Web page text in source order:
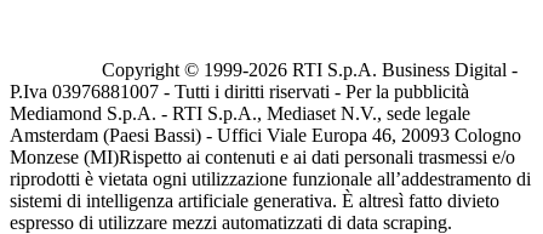
Copyright © 1999-2026 RTI S.p.A. Business Digital -
P.Iva 03976881007 - Tutti i diritti riservati - Per la pubblicità
Mediamond S.p.A. - RTI S.p.A., Mediaset N.V., sede legale
Amsterdam (Paesi Bassi) - Uffici Viale Europa 46, 20093 Cologno
Monzese (MI)Rispetto ai contenuti e ai dati personali trasmessi e/o
riprodotti è vietata ogni utilizzazione funzionale all’addestramento di
sistemi di intelligenza artificiale generativa. È altresì fatto divieto
espresso di utilizzare mezzi automatizzati di data scraping.